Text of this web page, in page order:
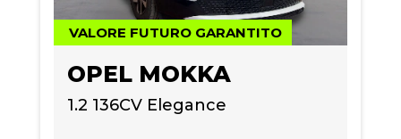
VALORE FUTURO GARANTITO
OPEL MOKKA
1.2 136CV Elegance